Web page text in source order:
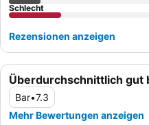
Überdurchschnittlich gut
Bar•7.3
Mehr Bewertungen anzeigen
Schlecht
Rezensionen anzeigen